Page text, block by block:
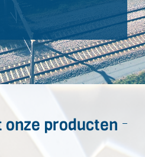
onze producten